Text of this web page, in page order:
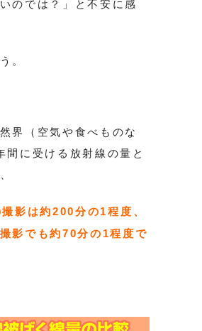
のでは？」と不安に感
。
界（空気や食べものな
間に受ける放射線の量と
影は約200分の1程度、
影でも約70分の1程度で